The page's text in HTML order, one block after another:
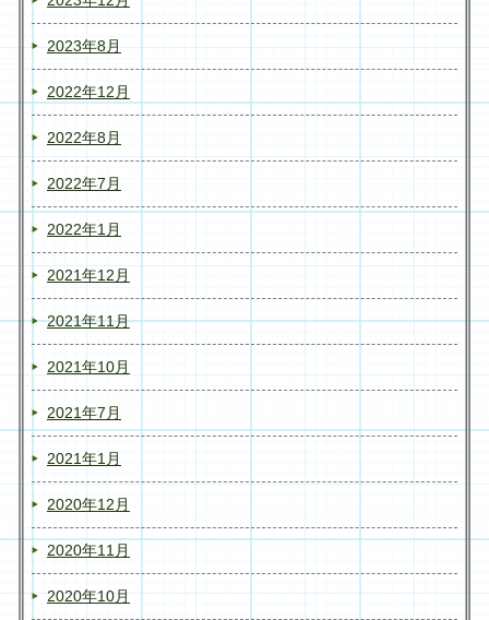
2023年8月
2022年12月
2022年8月
2022年7月
2022年1月
2021年12月
2021年11月
2021年10月
2021年7月
2021年1月
2020年12月
2020年11月
2020年10月